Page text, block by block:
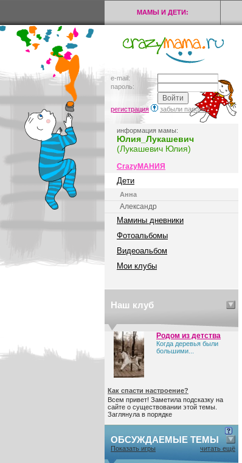
МАМЫ И ДЕТИ:
e-mail:
пароль:
регистрация забыли пароль?
информация мамы:
Юлия_Лукашевич
(Лукашевич Юлия)
CrazyМАНИЯ
Дети
Анна
Александр
Мамины дневники
Фотоальбомы
Видеоальбом
Мои клубы
Наш клуб
Родом из детства
Когда деревья были
большими...
Как спасти настроение?
Всем привет! Заметила подсказку на
сайте о существовании этой темы.
Заглянула в порядке
ОБСУЖДАЕМЫЕ ТЕМЫ
Показать игры читать ещё